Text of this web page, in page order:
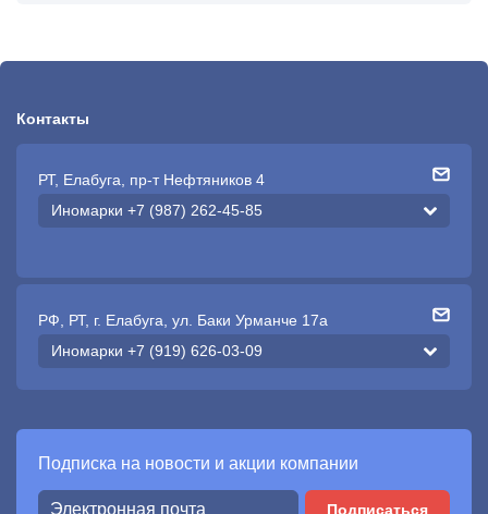
Контакты
РТ, Елабуга, пр-т Нефтяников 4
Иномарки +7 (987) 262-45-85
РФ, РТ, г. Елабуга, ул. Баки Урманче 17а
Иномарки +7 (919) 626-03-09
Подписка на новости и акции компании
Подписаться